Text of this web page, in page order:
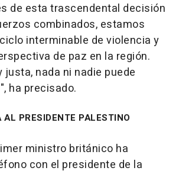
de esta trascendental decisión
combinados, estamos
interminable de violencia y
de paz en la región.
justa, nada ni nadie puede
ha precisado.
PRESIDENTE PALESTINO
ministro británico ha
con el presidente de la